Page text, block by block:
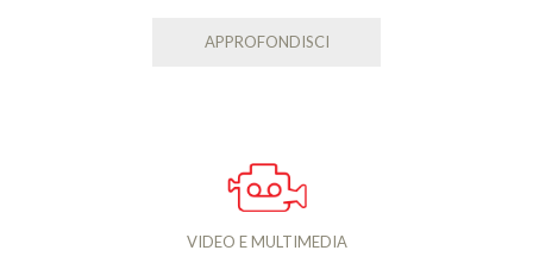
APPROFONDISCI
VIDEO E MULTIMEDIA